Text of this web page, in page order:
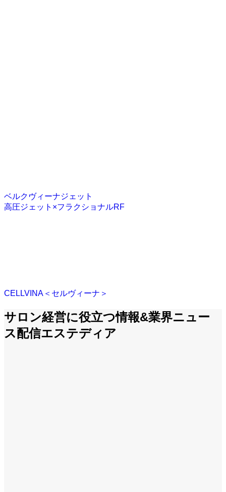
ベルクヴィーナジェット
高圧ジェット×フラクショナルRF
CELLVINA＜セルヴィーナ＞
サロン経営に役立つ情報&業界ニュー
ス配信エステディア